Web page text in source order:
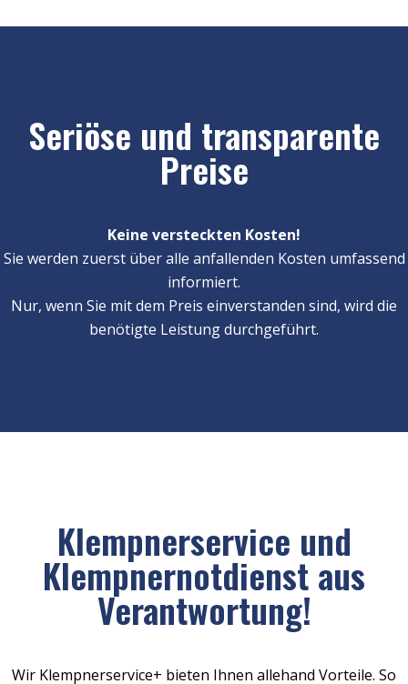
Seriöse und transparente
Preise
Keine versteckten Kosten!
Sie werden zuerst über alle anfallenden Kosten umfassend
informiert.
Nur, wenn Sie mit dem Preis einverstanden sind, wird die
benötigte Leistung durchgeführt.
Klempnerservice und
Klempnernotdienst aus
Verantwortung!
Wir Klempnerservice+ bieten Ihnen allehand Vorteile. So